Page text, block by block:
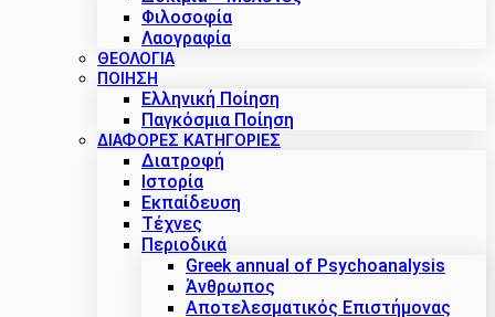
Φιλοσοφία
Λαογραφία
ΘΕΟΛΟΓΙΑ
ΠΟΙΗΣΗ
Ελληνική Ποίηση
Παγκόσμια Ποίηση
ΔΙΑΦΟΡΕΣ ΚΑΤΗΓΟΡΙΕΣ
Διατροφή
Ιστορία
Εκπαίδευση
Τέχνες
Περιοδικά
Greek annual of Psychoanalysis
Άνθρωπος
Αποτελεσματικός Επιστήμονας